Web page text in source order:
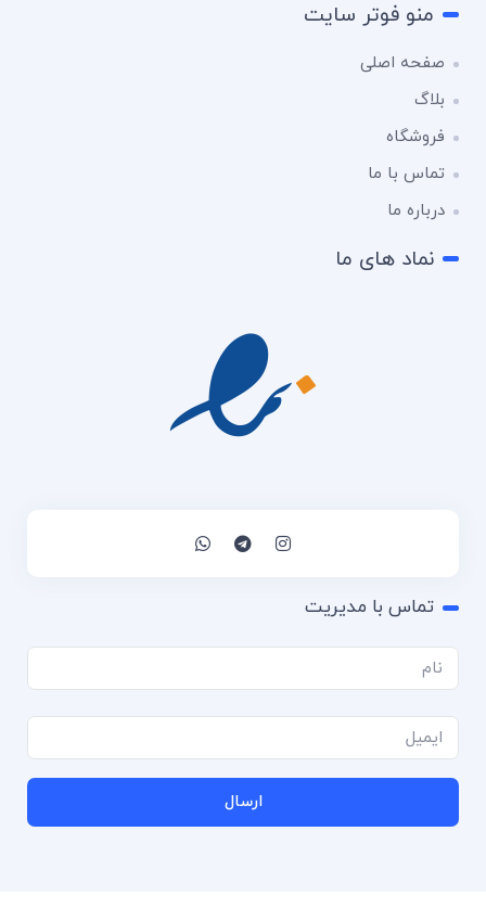
منو فوتر سایت
صفحه اصلی
بلاگ
فروشگاه
تماس با ما
درباره ما
نماد های ما
تماس با مدیریت
ارسال